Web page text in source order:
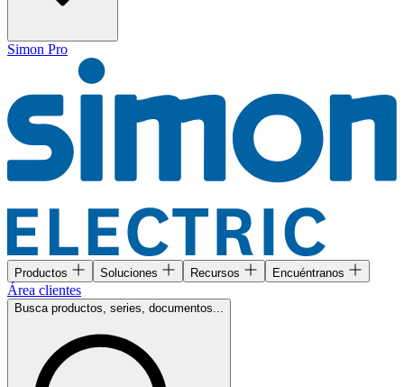
Simon Pro
Productos Soluciones Recursos Encuéntranos
Área clientes
Busca productos, series, documentos...